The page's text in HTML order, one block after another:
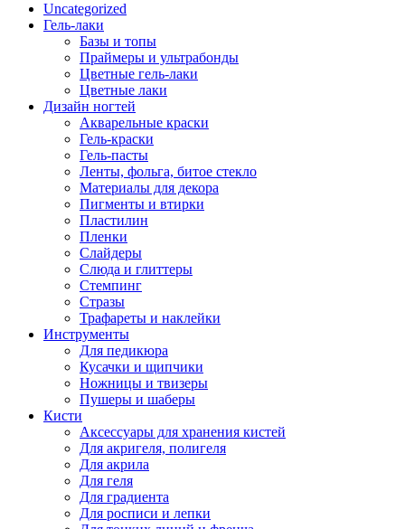
Uncategorized
Гель-лаки
Базы и топы
Праймеры и ультрабонды
Цветные гель-лаки
Цветные лаки
Дизайн ногтей
Акварельные краски
Гель-краски
Гель-пасты
Ленты, фольга, битое стекло
Материалы для декора
Пигменты и втирки
Пластилин
Пленки
Слайдеры
Слюда и глиттеры
Стемпинг
Стразы
Трафареты и наклейки
Инструменты
Для педикюра
Кусачки и щипчики
Ножницы и твизеры
Пушеры и шаберы
Кисти
Аксессуары для хранения кистей
Для акригеля, полигеля
Для акрила
Для геля
Для градиента
Для росписи и лепки